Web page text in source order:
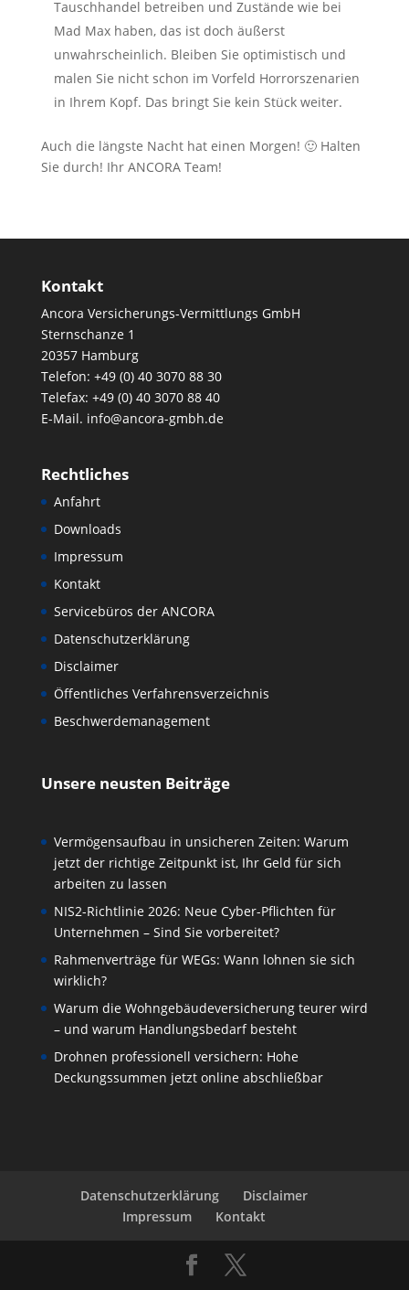
Tauschhandel betreiben und Zustände wie bei
Mad Max haben, das ist doch äußerst
unwahrscheinlich. Bleiben Sie optimistisch und
malen Sie nicht schon im Vorfeld Horrorszenarien
in Ihrem Kopf. Das bringt Sie kein Stück weiter.
Auch die längste Nacht hat einen Morgen! 🙂 Halten
Sie durch! Ihr ANCORA Team!
Kontakt
Ancora Versicherungs-Vermittlungs GmbH
Sternschanze 1
20357 Hamburg
Telefon: +49 (0) 40 3070 88 30
Telefax: +49 (0) 40 3070 88 40
E-Mail. info@ancora-gmbh.de
Rechtliches
Anfahrt
Downloads
Impressum
Kontakt
Servicebüros der ANCORA
Datenschutzerklärung
Disclaimer
Öffentliches Verfahrensverzeichnis
Beschwerdemanagement
Unsere neusten Beiträge
Vermögensaufbau in unsicheren Zeiten: Warum
jetzt der richtige Zeitpunkt ist, Ihr Geld für sich
arbeiten zu lassen
NIS2-Richtlinie 2026: Neue Cyber-Pflichten für
Unternehmen – Sind Sie vorbereitet?
Rahmenverträge für WEGs: Wann lohnen sie sich
wirklich?
Warum die Wohngebäudeversicherung teurer wird
– und warum Handlungsbedarf besteht
Drohnen professionell versichern: Hohe
Deckungssummen jetzt online abschließbar
Datenschutzerklärung
Disclaimer
Impressum
Kontakt